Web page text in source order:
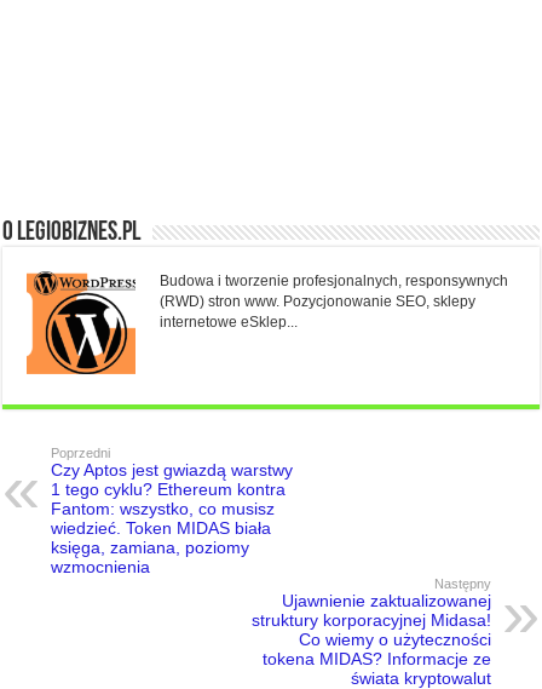
O Legiobiznes.pl
Budowa i tworzenie profesjonalnych, responsywnych
(RWD) stron www. Pozycjonowanie SEO, sklepy
internetowe eSklep...
Poprzedni
Czy Aptos jest gwiazdą warstwy
1 tego cyklu? Ethereum kontra
Fantom: wszystko, co musisz
wiedzieć. Token MIDAS biała
księga, zamiana, poziomy
wzmocnienia
Następny
Ujawnienie zaktualizowanej
struktury korporacyjnej Midasa!
Co wiemy o użyteczności
tokena MIDAS? Informacje ze
świata kryptowalut